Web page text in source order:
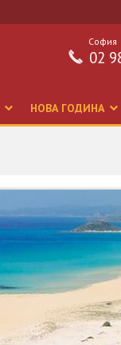
София
02
НОВА ГОДИНА